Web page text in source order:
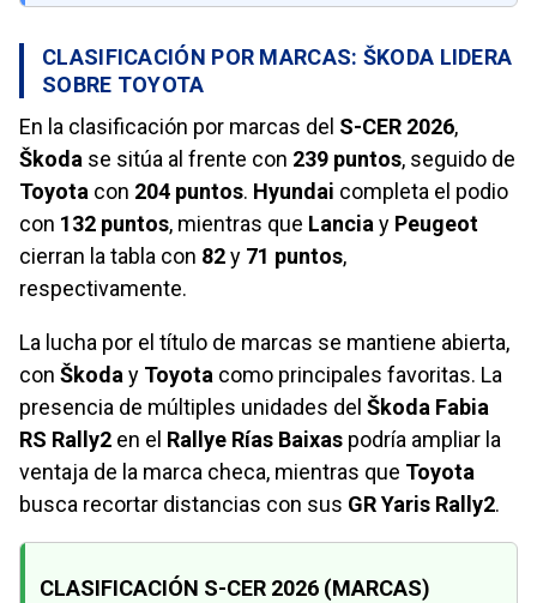
CLASIFICACIÓN POR MARCAS: ŠKODA LIDERA
SOBRE TOYOTA
En la clasificación por marcas del S-CER 2026,
Škoda se sitúa al frente con 239 puntos, seguido de
Toyota con 204 puntos. Hyundai completa el podio
con 132 puntos, mientras que Lancia y Peugeot
cierran la tabla con 82y 71 puntos,
respectivamente.
La lucha por el título de marcas se mantiene abierta,
con Škoda y Toyota como principales favoritas. La
presencia de múltiples unidades del Škoda Fabia
RS Rally2 en el Rallye Rías Baixas podría ampliar la
ventaja de la marca checa, mientras que Toyota
busca recortar distancias con sus GR Yaris Rally2.
CLASIFICACIÓN S-CER 2026 (MARCAS)